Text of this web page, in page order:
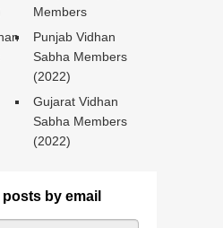
Members
Punjab Vidhan
Sabha Members
(2022)
Gujarat Vidhan
Sabha Members
(2022)
by email